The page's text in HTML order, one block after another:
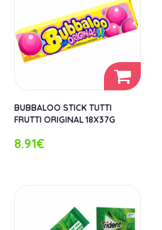
BUBBALOO STICK TUTTI
FRUTTI ORIGINAL 18X37G
8.91€